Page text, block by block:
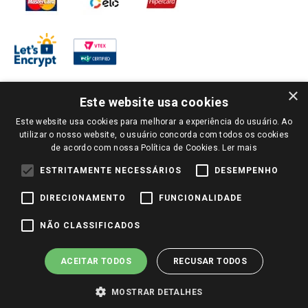
PARA VER OS PREÇOS DA SUA REGIÃO, FAÇA LOGIN E SELECIONE A LOJA DE
SUA PREFERÊNCIA. SOMENTE APÓS O LOGIN, OS PREÇOS DA SUA REGIÃO OU
LOJA SERÃO CARREGADOS.
TODOS OS PREÇOS E CONDIÇÕES COMERCIAIS DESTE SITE SÃO VÁLIDOS APENAS
PARA COMPRAS REALIZADAS NO GIASSI.COM.BR E NA LOJA SELECIONADA
PREÇOS PARA AS VENDAS ONLINE DIVULGADOS NO SITE PREVALECEM ANTE
COMUNICAÇÃO E SITES DE BUSCAS.
2022 COPYRIGHT - GIASSI SUPERMERCADOS. TODOS OS DIREITOS RESERVADOS.
×
Este website usa cookies
Este website usa cookies para melhorar a experiência do usuário. Ao
utilizar o nosso website, o usuário concorda com todos os cookies
de acordo com nossa Política de Cookies. Ler mais
ESTRITAMENTE NECESSÁRIOS DESEMPENHO
DIRECIONAMENTO FUNCIONALIDADE
NÃO CLASSIFICADOS
ACEITAR TODOS RECUSAR TODOS
MOSTRAR DETALHES